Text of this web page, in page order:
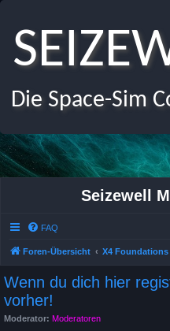
Die Space-Sim
Seizewell
FAQ
Foren-Übersicht X4 Foundations
Wenn du dich hier
vorher!
Moderator: Moderatoren